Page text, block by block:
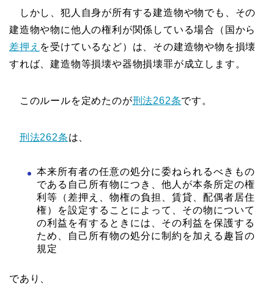
しかし、犯人自身が所有する建造物や物でも、その
建造物や物に他人の権利が関係している場合（国から
差押え を受けているなど）は、その建造物や物を損壊
すれば、建造物等損壊や器物損壊罪が成立します。
このルールを定めたのが刑法262条です。
刑法262条は、
本来所有者の任意の処分に委ねられるべきもの
である自己所有物につき、他人が本条所定の権
利等（差押え、物権の負担、賃貸、配偶者居住
権）を設定することによって、その物について
の利益を有するときには、その利益を保護する
ため、自己所有物の処分に制約を加える趣旨の
規定
であり、